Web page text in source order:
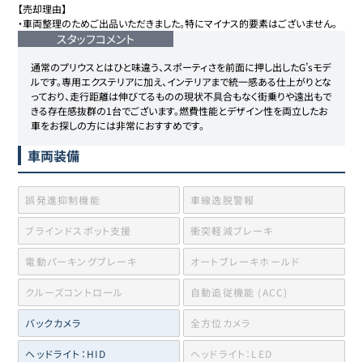
【売却理由】
・車両整理のためご出品いただきました。特にマイナス的要素はございません。
スタッフコメント
通常のプリウスとはひと味違う、スポーティさを前面に押し出したG’sモデ
ルです。専用エクステリアに加え、インテリアまで統一感ある仕上がりとな
っており、走行距離は伸びてるものの現状不具合もなく街乗りや遠出もで
きる存在感抜群の1台でございます。燃費性能とデザイン性を両立したお
車をお探しの方には非常におすすめです。
車両装備
誤発進抑制機能 車線逸脱警報
ブラインドスポット支援 衝突軽減ブレーキ
電動パーキングブレーキ オートブレーキホールド
クルーズコントロール 自動追従機能 (ACC)
バックカメラ 全方位カメラ
ヘッドライト：HID ヘッドライト：LED